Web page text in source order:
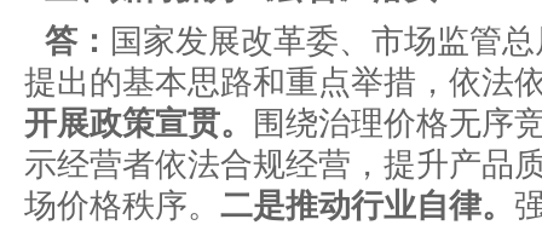
答： 国家发展改革委、市场监管
提出的基本思路和重点举措，依法
开展政策宣贯。
围绕治理价格无序
示经营者依法合规经营，提升产品
场价格秩序。 二是推动行业自律。